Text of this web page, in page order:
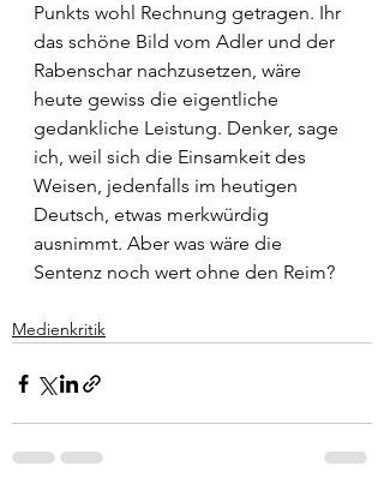
Punkts wohl Rechnung getragen. Ihr
das schöne Bild vom Adler und der
Rabenschar nachzusetzen, wäre
heute gewiss die eigentliche
gedankliche Leistung. Denker, sage
ich, weil sich die Einsamkeit des
Weisen, jedenfalls im heutigen
Deutsch, etwas merkwürdig
ausnimmt. Aber was wäre die
Sentenz noch wert ohne den Reim?
Medienkritik